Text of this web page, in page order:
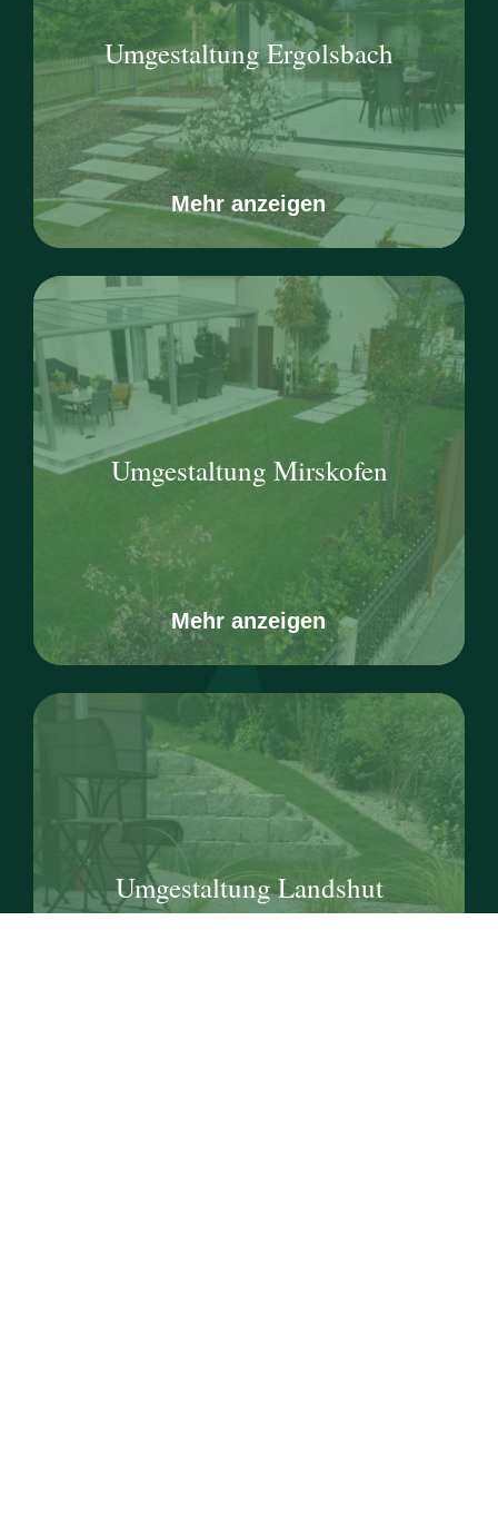
Umgestaltung Ergolsbach
Mehr anzeigen
Umgestaltung Mirskofen
Mehr anzeigen
Umgestaltung Landshut